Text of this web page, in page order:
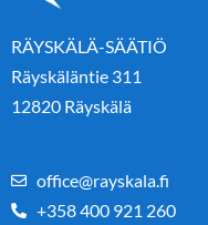
RÄYSKÄLÄ-SÄÄTIÖ
Räyskäläntie 311
12820 Räyskälä
office@rayskala.fi
+358 400 921 260